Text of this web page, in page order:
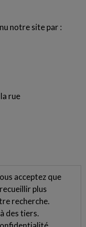
notre site par :
rue
acceptez que
plus
recherche.
des tiers.